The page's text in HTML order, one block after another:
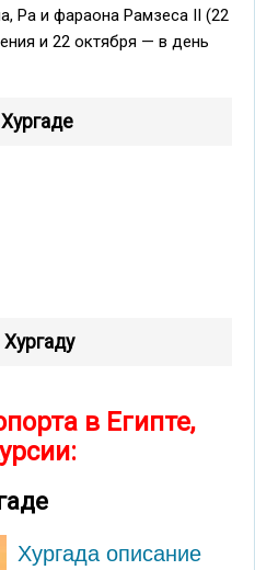
Ра и фараона Рамзеса ІІ (22
и 22 октября — в день
в Египте,
Хургада описание